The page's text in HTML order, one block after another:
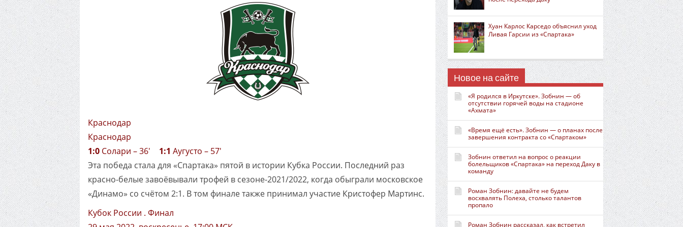
Краснодар
Краснодар
1:0 Солари – 36' 1:1 Аугусто – 57'
Эта победа стала для «Спартака» пятой в истории Кубка России. Последний раз
красно-белые завоёвывали трофей в сезоне-2021/2022, когда обыграли московское
«Динамо» со счётом 2:1. В том финале также принимал участие Кристофер Мартинс.
Кубок России . Финал
Хуан Карлос Карседо объяснил уход
Ливая Гарсии из «Спартака»
Новое на сайте
«Я родился в Иркутске». Зобнин — об
отсутствии горячей воды на стадионе
«Ахмата»
«Время ещё есть». Зобнин — о планах после
завершения контракта со «Спартаком»
Зобнин ответил на вопрос о реакции
болельщиков «Спартака» на переход Даку в
команду
Роман Зобнин: давайте не будем
восхвалять Полеха, столько талантов
пропало
Роман Зобнин рассказал, как встретил